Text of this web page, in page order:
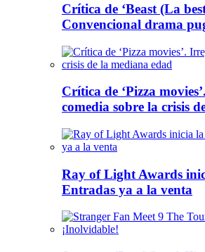
Crítica de ‘Beast (La
Convencional drama
Crítica de ‘Pizza
comedia sobre la crisis
Ray of Light Awards
Entradas ya a la venta